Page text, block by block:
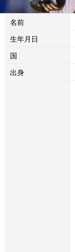
名前
生年月日
国
出身